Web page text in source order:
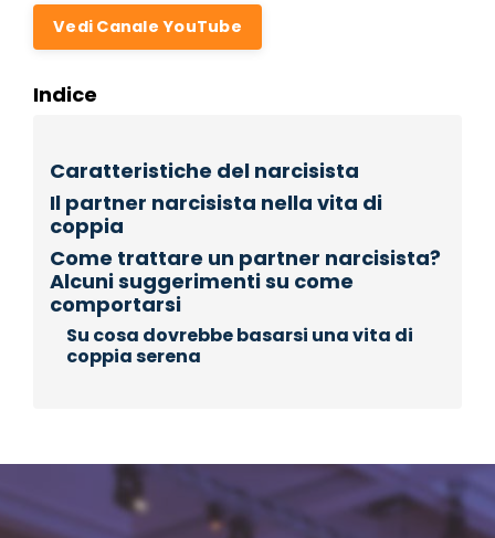
Vedi Canale YouTube
Indice
Caratteristiche del narcisista
Il partner narcisista nella vita di
coppia
Come trattare un partner narcisista?
Alcuni suggerimenti su come
comportarsi
Su cosa dovrebbe basarsi una vita di
coppia serena